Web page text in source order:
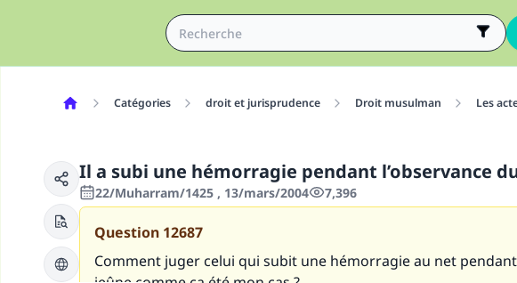
Catégories droit et jurisprudence Droit musulman Les
Il a subi une hémorragie pendant l’observance
22/Muharram/1425 , 13/mars/2004 7,396
Question 12687
Comment juger celui qui subit une hémorragie au net pendant